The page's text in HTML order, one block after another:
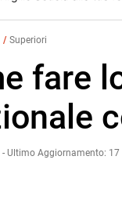
Superiori
fare
Ultimo Aggiornamento: